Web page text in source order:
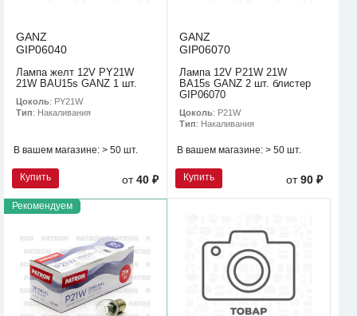
GANZ
GIP06040
Лампа желт 12V PY21W
21W BAU15s GANZ 1 шт.
Цоколь: PY21W
Тип: Накаливания
В вашем магазине: > 50 шт.
Купить от40 ₽
GANZ
GIP06070
Лампа 12V P21W 21W
BA15s GANZ 2 шт. блистер
GIP06070
Цоколь: P21W
Тип: Накаливания
В вашем магазине: > 50 шт.
Купить от90 ₽
Рекомендуем